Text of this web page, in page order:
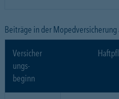
Beiträge in der Mopedversicherung
Versicher
ungs-
beginn